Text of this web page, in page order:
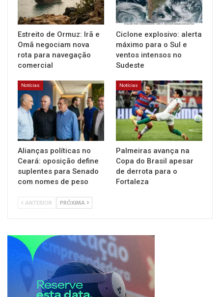
Estreito de Ormuz: Irã e
Omã negociam nova
rota para navegação
comercial
Ciclone explosivo: alerta
máximo para o Sul e
ventos intensos no
Sudeste
Notícias
Alianças políticas no
Ceará: oposição define
suplentes para Senado
com nomes de peso
Notícias
Palmeiras avança na
Copa do Brasil apesar
de derrota para o
Fortaleza
ANTERIOR PRÓXIMA